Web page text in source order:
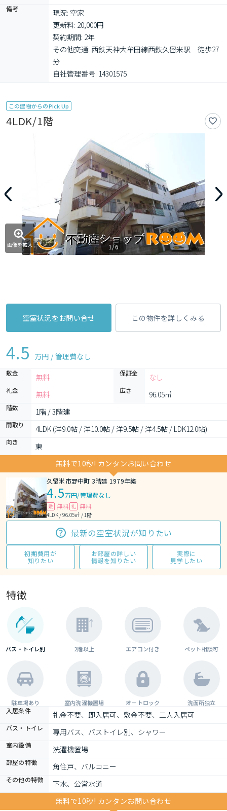
備考
現況: 空家
更新料: 20,000円
契約期間: 2年
その他交通: 西鉄天神大牟田線西鉄久留米駅　徒歩27
分
自社管理番号: 14301575
この建物からのPick Up
4LDK/1階
画像を拡大 1/6
空室状況をお問い合せ この物件を詳しくみる
4.5 万円 / 管理費なし
敷金 無料 保証金 なし
礼金 無料 広さ 96.05㎡
階数 1階 / 3階建
間取り 4LDK (洋9.0帖 / 洋10.0帖 / 洋9.5帖 / 洋4.5帖 / LDK12.0帖)
向き
東
無料で10秒! カンタンお問い合わせ
久留米市野中町 3階建 1979年築
4.5万円/管理費なし
敷 無料 礼 無料
4LDK / 96.05㎡ / 1階
最新の空室状況が知りたい
初期費用が
知りたい
お部屋の詳しい
情報を知りたい
実際に
見学したい
特徴
バス・トイレ別 2階以上 エアコン付き ペット相談可
駐車場あり 室内洗濯機置場 オートロック 洗面所独立
入居条件 礼金不要、即入居可、敷金不要、二人入居可
バス・トイレ 専用バス、バストイレ別、シャワー
室内設備 洗濯機置場
部屋の特徴 角住戸、バルコニー
その他の特徴
下水、公営水道
無料で10秒! カンタンお問い合わせ